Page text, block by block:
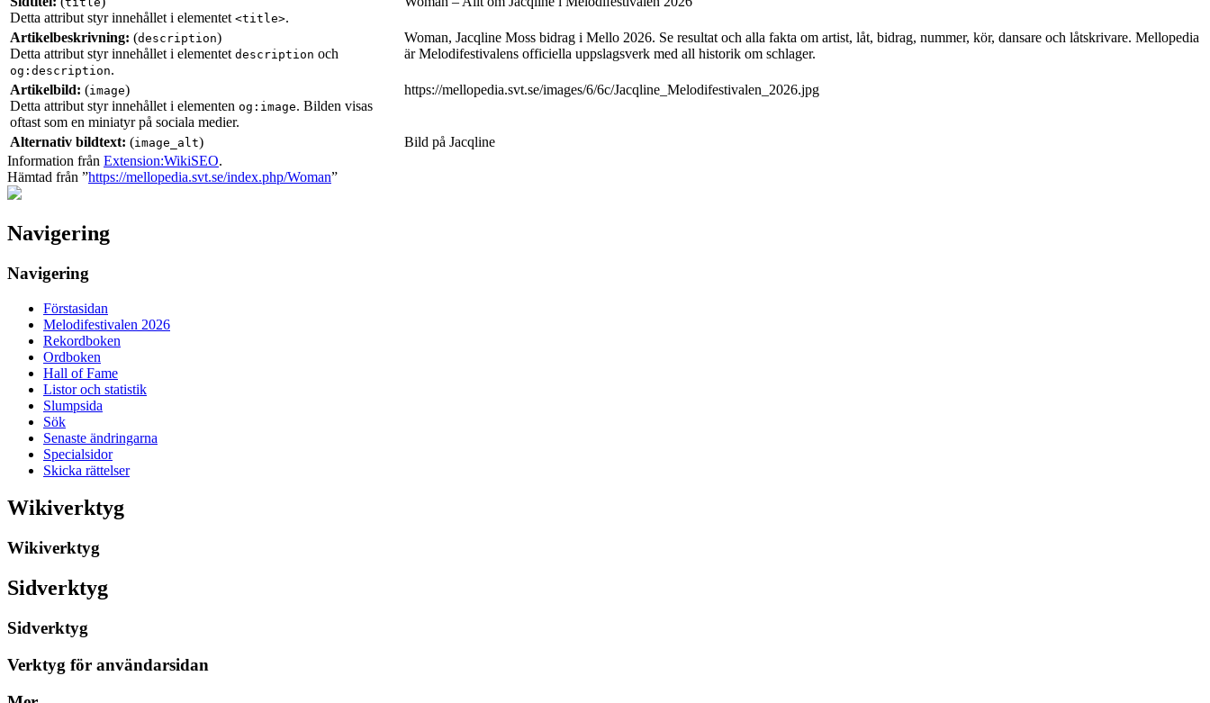
Detta attribut styr innehållet i elementet <title>.
Artikelbeskrivning: (description)
Detta attribut styr innehållet i elementet description och
og:description.
Woman, Jacqline Moss bidrag i Mello 2026. Se resultat och alla fakta om artist, låt, bidrag, nummer, kör, dansare och låtskrivare. Mellopedia
är Melodifestivalens officiella uppslagsverk med all historik om schlager.
Artikelbild: (image)
Detta attribut styr innehållet i elementen og:image. Bilden visas
oftast som en miniatyr på sociala medier.
https://mellopedia.svt.se/images/6/6c/Jacqline_Melodifestivalen_2026.jpg
Alternativ bildtext: (image_alt)
Bild på Jacqline
Information från Extension:WikiSEO.
Hämtad från ”https://mellopedia.svt.se/index.php/Woman”
Navigering
Navigering
Förstasidan
Melodifestivalen 2026
Rekordboken
Ordboken
Hall of Fame
Listor och statistik
Slumpsida
Sök
Senaste ändringarna
Specialsidor
Skicka rättelser
Wikiverktyg
Wikiverktyg
Sidverktyg
Sidverktyg
Verktyg för användarsidan